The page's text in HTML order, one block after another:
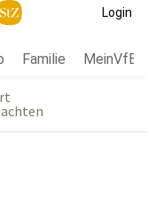
Login
Familie MeinVfB